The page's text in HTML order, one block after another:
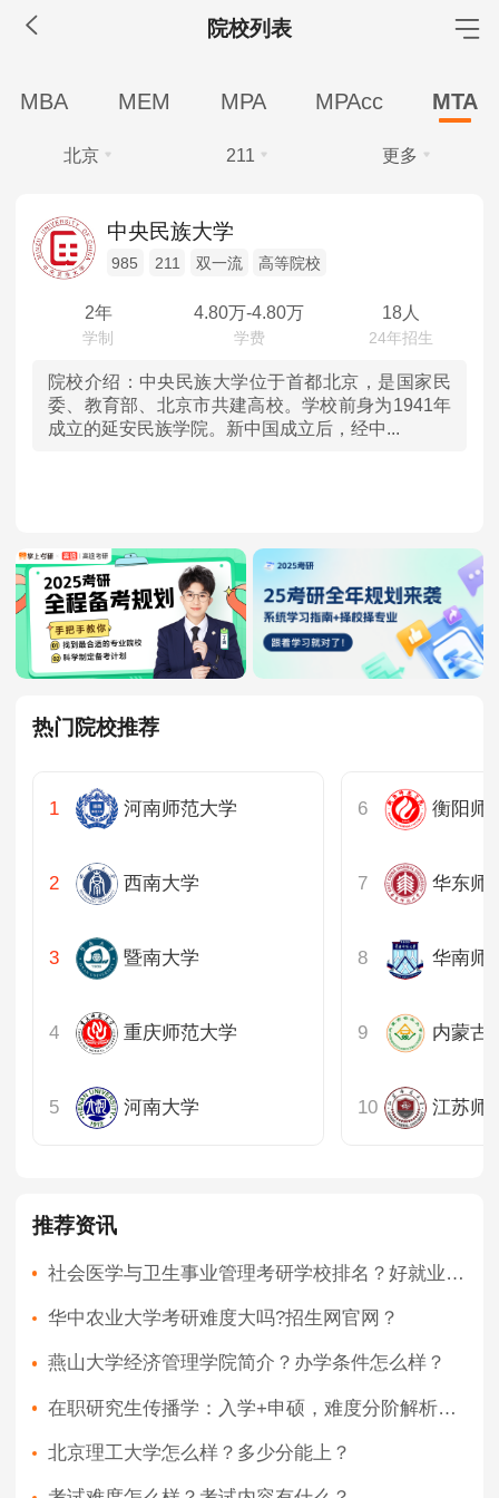
院校列表
报名流程
考试真题
招生简章
MEM工程管理
院校库 考试报名 招生政策 学制学费
考试真题
招生简章
院校库 考试报名 招生政策 学制学费
报名流程
院校库 考试报名 招生政策 学制学费
报名流程
考试真题
报考经验 招生简章
MTA旅游管理
考试真题
报考经验
MBA MEM MPA MPAcc MTA
北京
北京
河北
山西
吉林
黑龙江
上海
江苏
江西
山东
广东
重庆
四川
211
985
双一流
高等院校
更多
全部
全部
学习方式
全部 全日制
中央民族大学
985 211 双一流 高等院校
2年 4.80万-4.80万 18人
院校介绍： 中央民族大学位于首都北京，是国家民
委、教育部、北京市共建高校。学校前身为1941年
成立的延安民族学院。新中国成立后，经中...
热门院校推荐
河南师范大学
西南大学
暨南大学
重庆师范大学
河南大学
衡阳师
华东师
华南师
内蒙古
江苏师
推荐资讯
社会医学与卫生事业管理考研学校排名？好就业吗？
华中农业大学考研难度大吗?招生网官网？
燕山大学经济管理学院简介？办学条件怎么样？
在职研究生传播学：入学+申硕，难度分阶解析；适合人群：根据“学位刚需”选
北京理工大学怎么样？多少分能上？